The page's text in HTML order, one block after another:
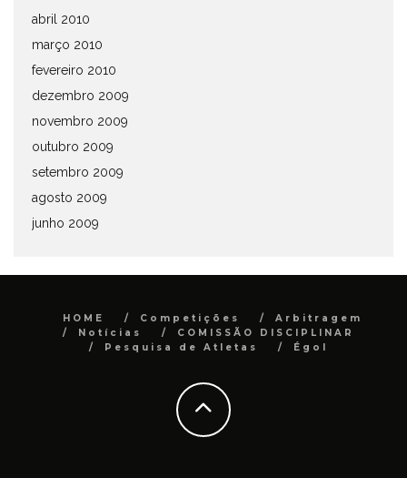
abril 2010
março 2010
fevereiro 2010
dezembro 2009
novembro 2009
outubro 2009
setembro 2009
agosto 2009
junho 2009
HOME Competições
Arbitragem
Notícias
COMISSÃO DISCIPLINAR
Pesquisa de Atletas
Égol